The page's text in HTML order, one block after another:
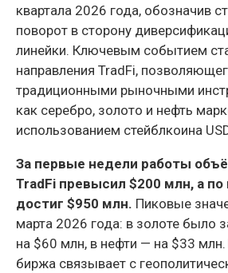
квартала 2026 года, обозначив
поворот в сторону
линейки. Ключевым событием
направления TradFi,
традиционными рыночными
как серебро, золото и нефть
использованием стейблкоина
За первые недели работы
TradFi превысил $200 млн, а по
достиг $950 млн. Пиковые
марта 2026 года: в золоте было
на $60 млн, в нефти — на $33 млн.
биржа связывает с